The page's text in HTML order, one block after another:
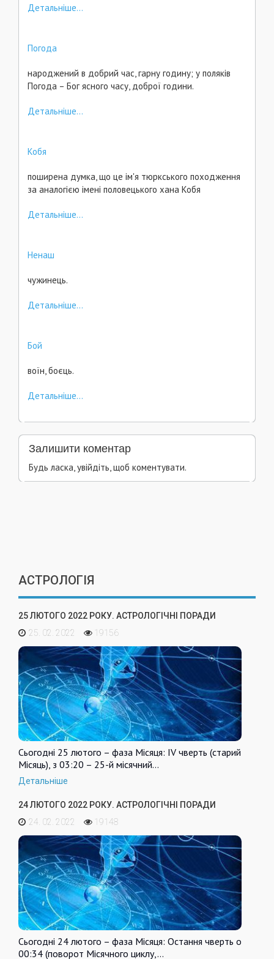
Детальніше...
Погода
народжений в добрий час, гарну годину; у поляків
Погода – Бог ясного часу, доброї години.
Детальніше...
Кобя
поширена думка, що це ім'я тюркського походження
за аналогією імені половецького хана Кобя
Детальніше...
Ненаш
чужинець.
Детальніше...
Бой
воїн, боєць.
Детальніше...
Залишити коментар
Будь ласка, увійдіть, щоб коментувати.
АСТРОЛОГІЯ
25 ЛЮТОГО 2022 РОКУ. АСТРОЛОГІЧНІ ПОРАДИ
25. 02. 2022
19156
Сьогодні 25 лютого – фаза Місяця: IV чверть (старий
Місяць), з 03:20 – 25-й місячний…
Детальніше
24 ЛЮТОГО 2022 РОКУ. АСТРОЛОГІЧНІ ПОРАДИ
24. 02. 2022
19148
Сьогодні 24 лютого – фаза Місяця: Остання чверть о
00:34 (поворот Місячного циклу,…